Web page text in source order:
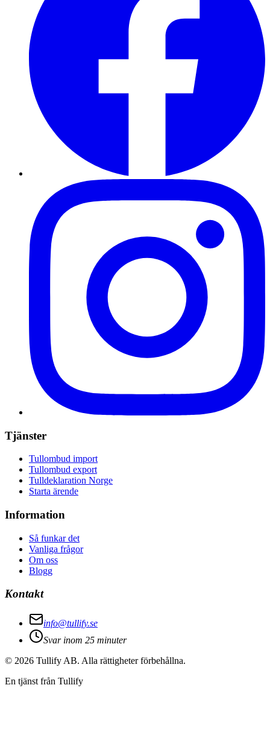
Tjänster
Tullombud import
Tullombud export
Tulldeklaration Norge
Starta ärende
Information
Så funkar det
Vanliga frågor
Om oss
Blogg
Kontakt
info@tullify.se
Svar inom 25 minuter
© 2026 Tullify AB. Alla rättigheter förbehållna.
En tjänst från Tullify